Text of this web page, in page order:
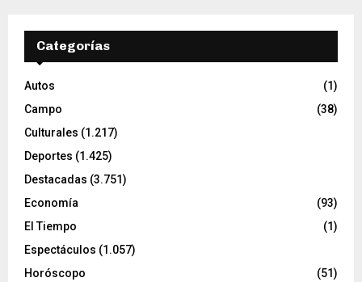
Categorías
Autos
(1)
Campo
(38)
Culturales (1.217)
Deportes (1.425)
Destacadas (3.751)
Economía
(93)
El Tiempo
(1)
Espectáculos (1.057)
Horóscopo
(51)